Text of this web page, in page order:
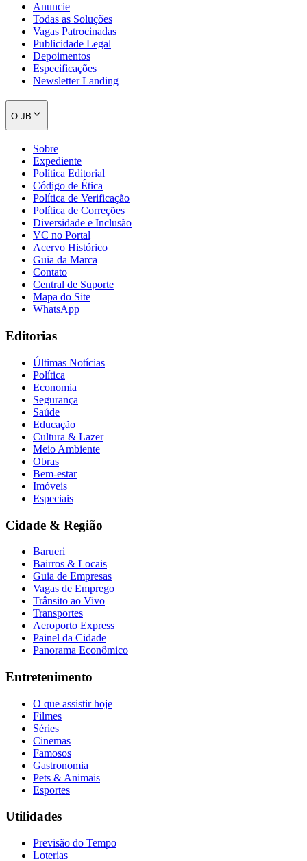
Flamengo
Fluminense
Anuncie
Todas as Soluções
Vagas Patrocinadas
Publicidade Legal
Depoimentos
Especificações
Newsletter Landing
O JB
Sobre
Expediente
Política Editorial
Código de Ética
Política de Verificação
Política de Correções
Diversidade e Inclusão
VC no Portal
Acervo Histórico
Guia da Marca
Contato
Central de Suporte
Mapa do Site
WhatsApp
Editorias
Últimas Notícias
Política
Economia
Segurança
Saúde
Educação
Cultura & Lazer
Meio Ambiente
Obras
Bem-estar
Imóveis
Especiais
Cidade & Região
Barueri
Bairros & Locais
Guia de Empresas
Vagas de Emprego
Trânsito ao Vivo
Transportes
Aeroporto Express
Painel da Cidade
Panorama Econômico
Entretenimento
O que assistir hoje
Filmes
Séries
Cinemas
Famosos
Gastronomia
Pets & Animais
Esportes
Utilidades
Previsão do Tempo
Loterias